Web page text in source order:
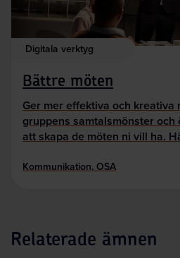
Digitala verktyg
Bättre möten
Ger mer effektiva och kreativa
gruppens samtalsmönster
att skapa de möten ni vill ha.
Kommunikation, OSA
Relaterade ämnen